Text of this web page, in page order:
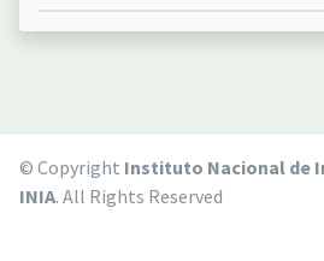
© Copyright Instituto Nacional de
INIA. All Rights Reserved